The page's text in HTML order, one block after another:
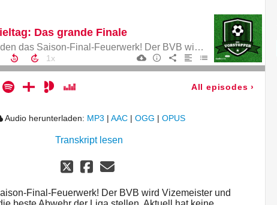
Das grande Finale
Wir zünden das Saison-Final-Feuerwerk! Der BVB wird Vizemeister und kann sogar noch die beste Abwehr der Liga stellen.
All episodes ›
Audio herunterladen: MP3 | AAC | OGG | OPUS
Transkript lesen
Final-Feuerwerk! Der BVB wird Vizemeister und